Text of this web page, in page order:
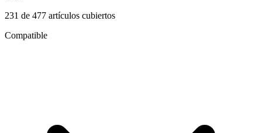
231 de 477 artículos cubiertos
Compatible